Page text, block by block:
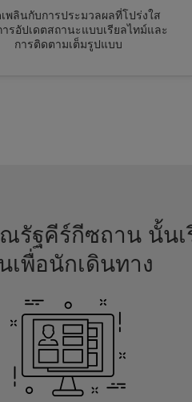
เพลินกับการประมวลผลที่โปร่งใส
รอัปเดตสถานะแบบเรียลไทม์และ
การติดตามเต็มรูปแบบ
รัฐคีร์กีซถาน นั้นเ
เพื่อนักเดินทาง